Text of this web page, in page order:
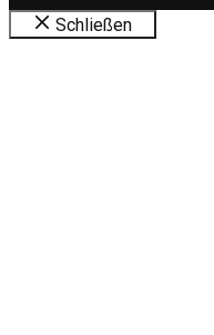
Schließen